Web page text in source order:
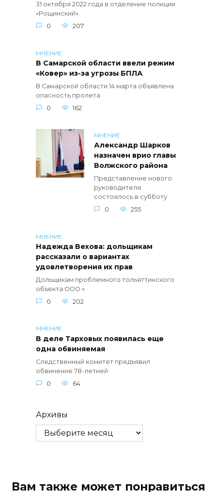
31 октября 2022 года в отделение полиции
«Рощинский»
0
207
МНЕНИЕ
В Самарской области ввели режим
«Ковер» из-за угрозы БПЛА
В Самарской области 14 марта объявлена
опасность пролета
0
162
МНЕНИЕ
Александр Шарков
назначен врио главы
Волжского района
Представление нового
руководителя
состоялось в субботу
0
255
МНЕНИЕ
Надежда Вехова: дольщикам
рассказали о вариантах
удовлетворения их прав
Дольщикам проблемного тольяттинского
объекта ООО «
0
202
МНЕНИЕ
В деле Тарховых появилась еще
одна обвиняемая
Следственный комитет предъявил
обвинение 78-летней
0
64
Архивы
Вам также может понравиться